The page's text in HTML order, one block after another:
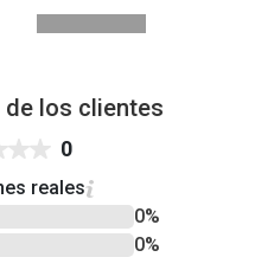
de los clientes
0
reales
0%
0%